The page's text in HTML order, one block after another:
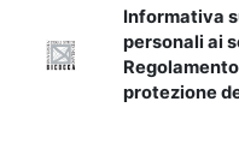
Informativa
personali ai
protezione